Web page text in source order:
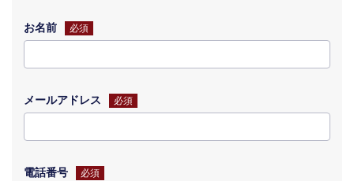
お名前 必須
メールアドレス 必須
電話番号 必須